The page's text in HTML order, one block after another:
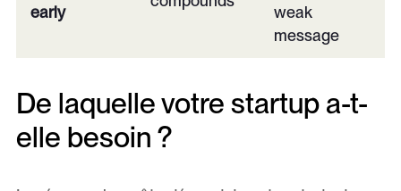
early
weak
message
De laquelle votre startup a-t-
elle besoin ?